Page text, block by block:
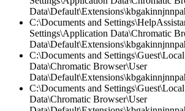
C:\Documents and
Settings\Application Data\Chromatic
C:\Documents and
Data\Chromatic Browser\User
C:\Documents and
Data\Chromatic Browser\User